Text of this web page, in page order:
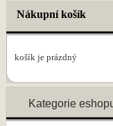
Nákupní košík
košík je prázdný
Kategorie